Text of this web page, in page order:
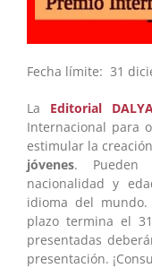
Fecha límite: 31
La Editorial
Internacional para
estimular la
jóvenes. Pueden
nacionalidad y
idioma del
plazo termina el
presentadas
presentación.